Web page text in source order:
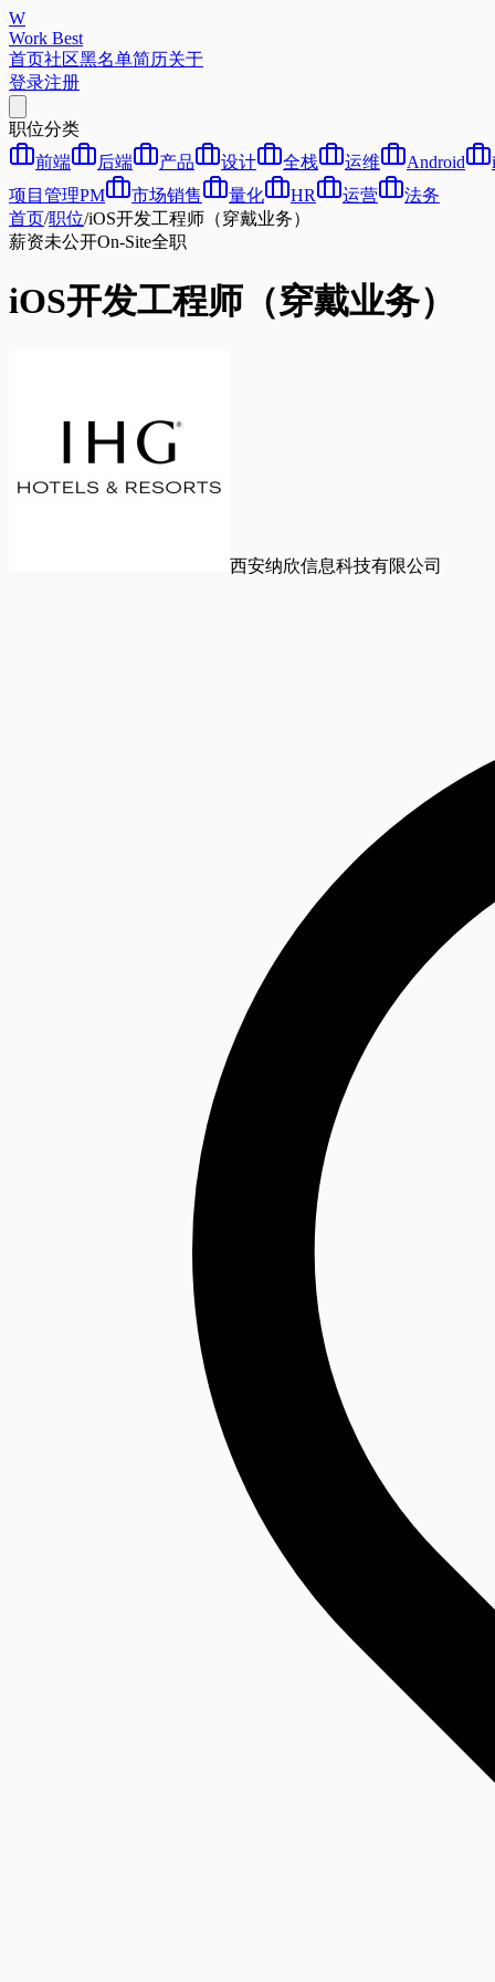
W
Work Best
首页社区黑名单简历关于
登录注册
职位分类
前端
后端 产品 设计 全栈 运维 Android
项目管理PM
市场销售 量化 HR 运营
法务
首页/职位/iOS开发工程师（穿戴业务）
薪资未公开On-Site全职
iOS开发工程师（穿戴业务）
西安纳欣信息科技有限公司